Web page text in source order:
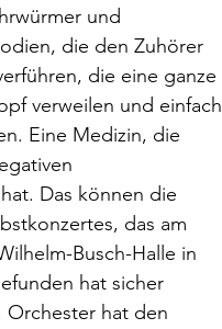
und
die den Zuhörer
die eine ganze
verweilen und einfach
Eine Medizin, die
Das können die
das am
Busch-Halle in
hat sicher
Orchester hat den